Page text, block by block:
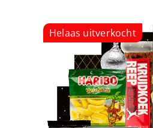
Helaas uitverkocht